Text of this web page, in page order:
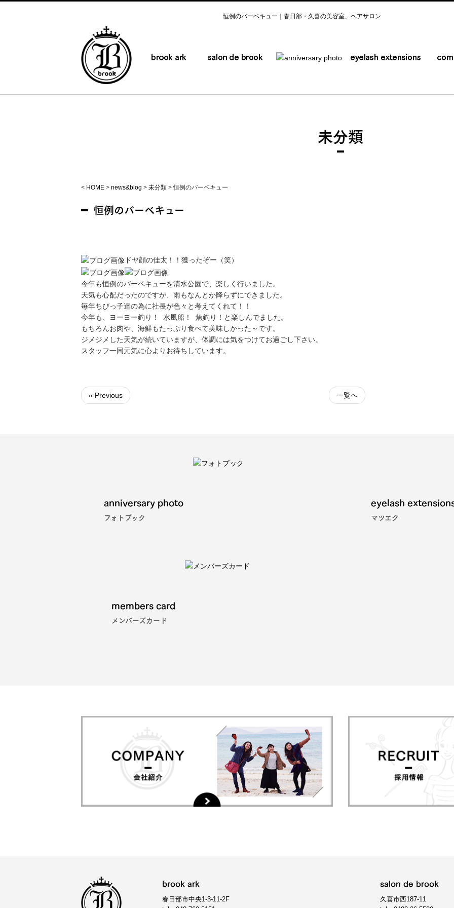
恒例のバーベキュー｜春日部・久喜の美容室、ヘアサロン
未分類
< HOME > news&blog > 未分類 >恒例のバーベキュー
恒例のバーベキュー
ドヤ顔の佳太！！獲ったぞー（笑）
今年も恒例のバーベキューを清水公園で、楽しく行いました。
天気も心配だったのですが、雨もなんとか降らずにできました。
毎年ちびっ子達の為に社長が色々と考えてくれて！！
今年も、ヨーヨー釣り！ 水風船！ 魚釣り！と楽しんでました。
もちろんお肉や、海鮮もたっぷり食べて美味しかった～です。
ジメジメした天気が続いていますが、体調には気をつけてお過ごし下さい。
スタッフ一同元気に心よりお待ちしています。
« Previous 一覧へ
anniversary photo
フォトブック
eyelash
マツエク
members card
メンバーズカード
brook ark
春日部市中央1-3-11-2F
salon de brook
久喜市西187-11